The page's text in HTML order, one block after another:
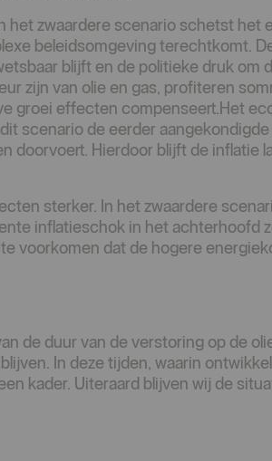
het zwaardere scenario schetst het
beleidsomgeving terechtkomt.
blijft en de politieke druk om
zijn van olie en gas, profiteren
groei effecten compenseert.Het
scenario de eerder
doorvoert. Hierdoor blijft de inflatie
sterker. In het zwaardere
inflatieschok in het achterhoofd
voorkomen dat de hogere
de duur van de verstoring op de
In deze tijden, waarin
kader. Uiteraard blijven wij de